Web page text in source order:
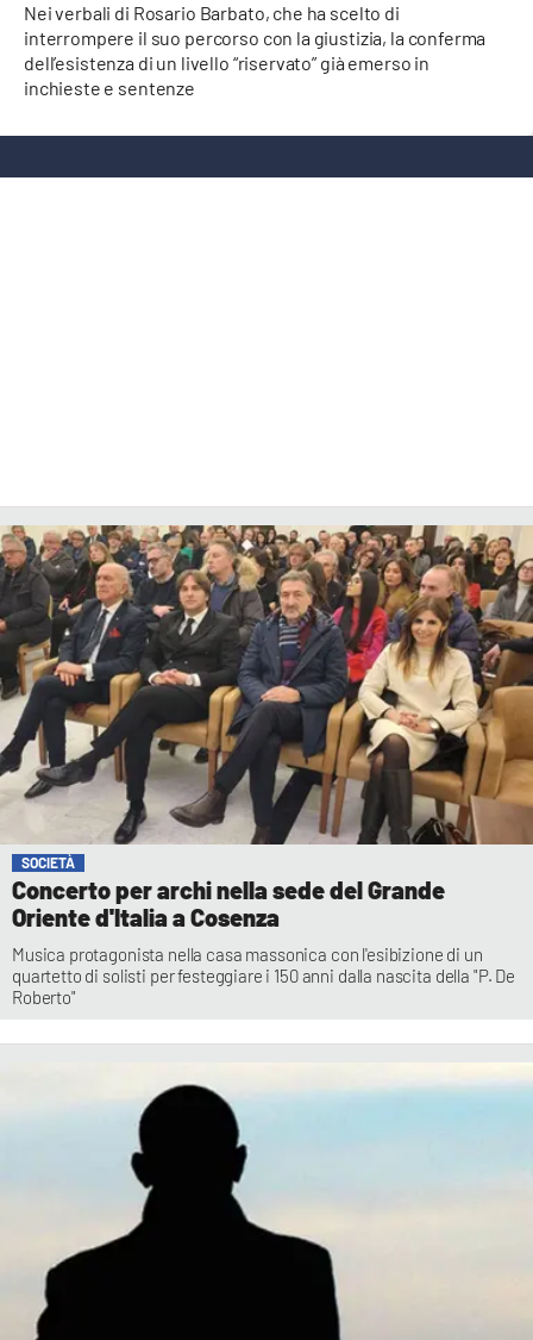
LACTV.IT
LACONAIR.IT
Nei verbali di Rosario Barbato, che ha scelto di
interrompere il suo percorso con la giustizia, la conferma
dell’esistenza di un livello “riservato” già emerso in
inchieste e sentenze
SOCIETÀ
Concerto per archi nella sede del Grande
Oriente d'Italia a Cosenza
Musica protagonista nella casa massonica con l'esibizione di un
quartetto di solisti per festeggiare i 150 anni dalla nascita della "P. De
Roberto"